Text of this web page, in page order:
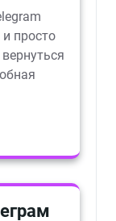
просто